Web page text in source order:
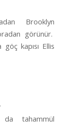
Brooklyn
görünür.
kapısı Ellis
da tahammül